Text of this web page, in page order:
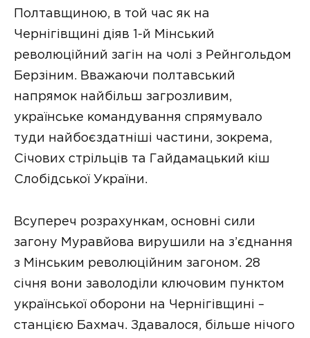
Полтавщиною, в той час як на
Чернігівщині діяв 1-й Мінський
революційний загін на чолі з Рейнгольдом
Берзіним. Вважаючи полтавський
напрямок найбільш загрозливим,
українське командування спрямувало
туди найбоєздатніші частини, зокрема,
Січових стрільців та Гайдамацький кіш
Слобідської України.
Всупереч розрахункам, основні сили
загону Муравйова вирушили на з’єднання
з Мінським революційним загоном. 28
січня вони заволоділи ключовим пунктом
української оборони на Чернігівщині –
станцією Бахмач. Здавалося, більше нічого